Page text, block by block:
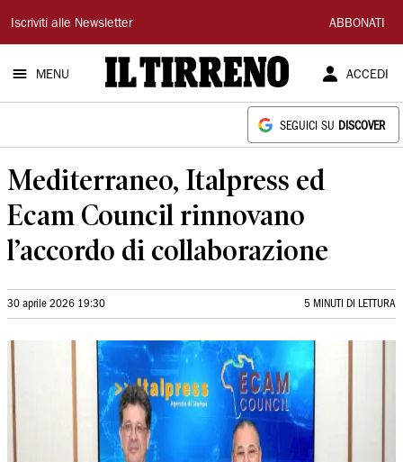
Il
Tirreno
Iscriviti alle Newsletter ABBONATI
MENU ACCEDI
SEGUICI SU DISCOVER
Mediterraneo, Italpress ed
Ecam Council rinnovano
l’accordo di collaborazione
30 aprile 2026 19:30 5 MINUTI DI LETTURA